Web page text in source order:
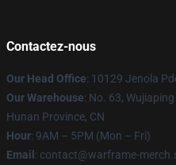
Contactez-nous
Our Head Office: 10129 Jenola
Our Warehouse: No. 63,
Hunan Province, CN
Hour: 9AM – 5PM (Mon – Fri)
Email : contact@warframe-